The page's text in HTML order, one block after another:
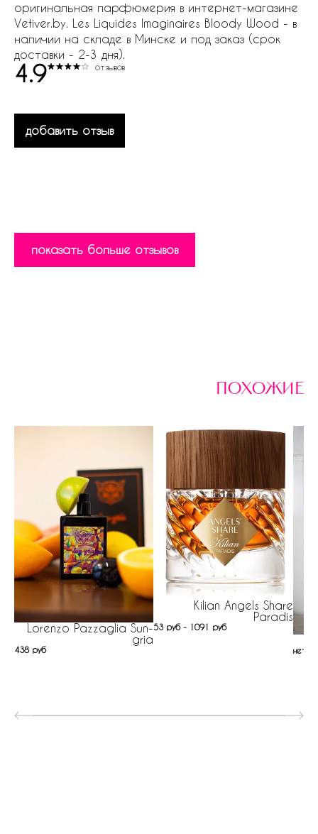
оригинальная парфюмерия в интернет-магазине
Vetiver.by. Les Liquides Imaginaires Bloody Wood - в
наличии на складе в Минске и под заказ (срок
доставки - 2-3 дня).
4.9 отзывов
добавить отзыв
показать больше отзывов
похожие
Lorenzo Pazzaglia Sun-
gria
438 руб
Kilian Angels Share
Paradis
53 руб - 1091 руб
нет